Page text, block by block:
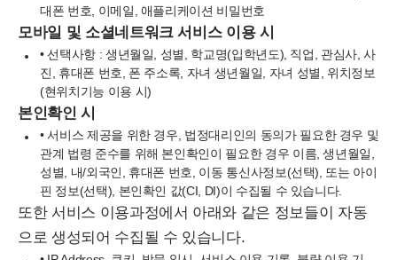
대폰 번호 이메일 애플리케이션 비밀번호
모바일 및 소셜네트워크 서비스 이용 시
• 선택사항 : 생년월일, 성별, 학교명(입학년도), 직업, 관심사, 사
진, 휴대폰 번호 , 폰 주소록, 자녀 생년월일 자녀 성별
, 위치정보
(현위치기능 이용 시)
본인확인 시
•서비스 제공을 위한 경우, 법정대리인의 동의가 필요한 경우 및
관계 법령 준수를 위해 본인확인이 필요한 경우 이름, 생년월일,
성별, 내/외국인, 휴대폰 번호, 이동 통신사정보(선택), 또는 아이
핀 정보(선택), 본인확인 값(CI, DI)이 수집될 수 있습니다.
또한 서비스 이용과정에서 아래와 같은 정보들이 자동
으로 생성되어 수집될 수 있습니다.